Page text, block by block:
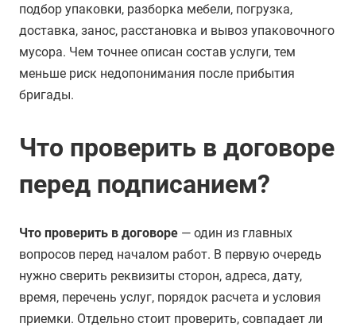
подбор упаковки, разборка мебели, погрузка,
доставка, занос, расстановка и вывоз упаковочного
мусора. Чем точнее описан состав услуги, тем
меньше риск недопонимания после прибытия
бригады.
Что проверить в договоре
перед подписанием?
Что проверить в договоре — один из главных
вопросов перед началом работ. В первую очередь
нужно сверить реквизиты сторон, адреса, дату,
время, перечень услуг, порядок расчета и условия
приемки. Отдельно стоит проверить, совпадает ли